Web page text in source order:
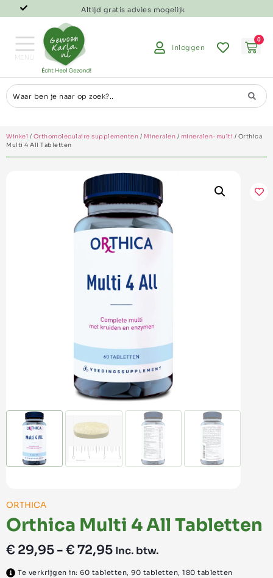
Altijd gratis advies mogelijk
Inloggen
0
Winkel / Orthomoleculaire supplementen / Mineralen / mineralen-multi / Orthica
Multi 4 All Tabletten
ORTHICA
Orthica Multi 4 All Tabletten
€ 29,95-€72,95 Inc. btw.
Te verkrijgen in: 60 tabletten, 90 tabletten, 180 tabletten